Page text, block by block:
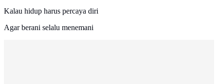
Kalau hidup harus percaya diri
Agar berani selalu menemani